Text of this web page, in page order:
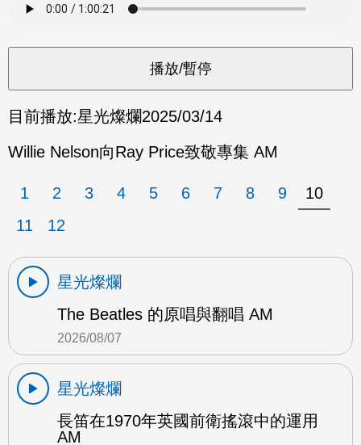
目前播放:星光燦爛2025/03/14
Willie Nelson向Ray Price致敬專集 AM
1 2 3 4 5 6 7 8 9
10
11
12
星光燦爛
The Beatles 的原唱與翻唱 AM
2026/08/07
星光燦爛
長笛在1970年英國前衛搖滾中的運用
AM